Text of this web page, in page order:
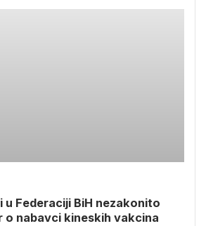
u Federaciji BiH nezakonito
o nabavci kineskih vakcina